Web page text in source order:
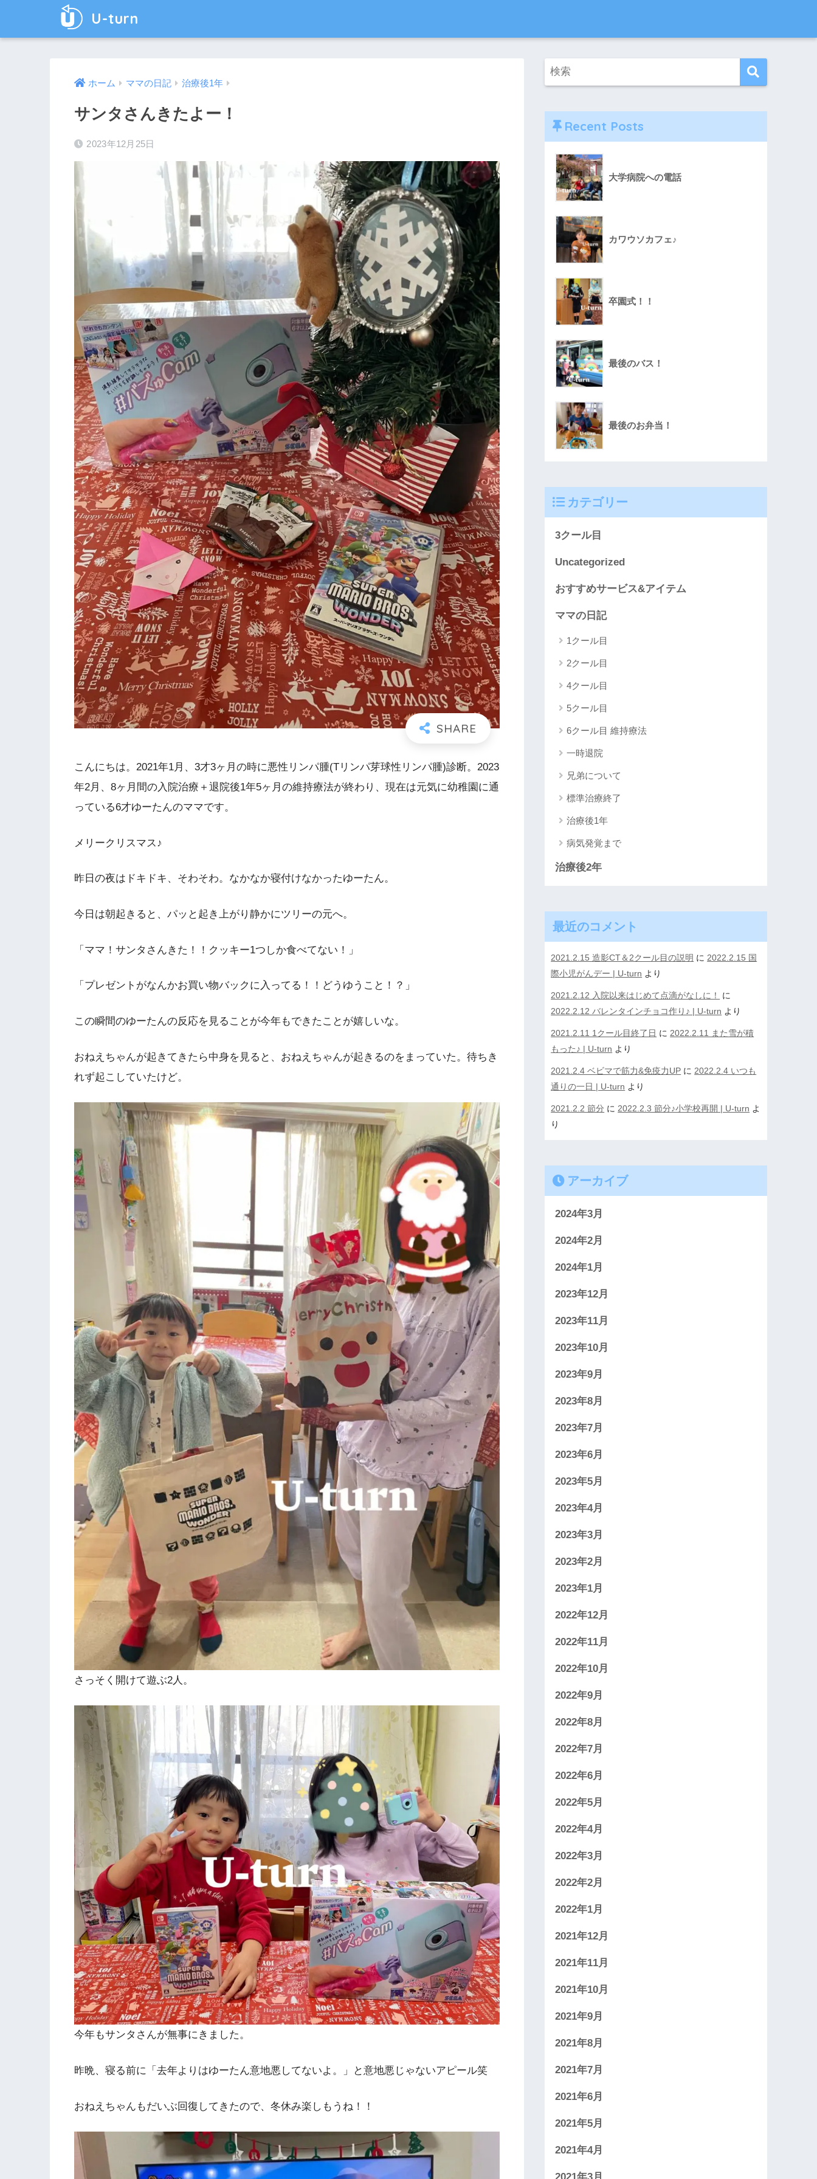
U-turn
ホーム ママの日記 治療後1年
サンタさんきたよー！
2023年12月25日
こんにちは。2021年1月、3才3ヶ月の時に悪性リンパ腫(Tリンパ芽球性リンパ腫)診断。2023
年2月、8ヶ月間の入院治療＋退院後1年5ヶ月の維持療法が終わり、現在は元気に幼稚園に通
っている6才ゆーたんのママです。
メリークリスマス♪
昨日の夜はドキドキ、そわそわ。なかなか寝付けなかったゆーたん。
今日は朝起きると、パッと起き上がり静かにツリーの元へ。
「ママ！サンタさんきた！！クッキー1つしか食べてない！」
「プレゼントがなんかお買い物バックに入ってる！！どうゆうこと！？」
この瞬間のゆーたんの反応を見ることが今年もできたことが嬉しいな。
おねえちゃんが起きてきたら中身を見ると、おねえちゃんが起きるのをまっていた。待ちき
れず起こしていたけど。
さっそく開けて遊ぶ2人。
今年もサンタさんが無事にきました。
昨晩、寝る前に「去年よりはゆーたん意地悪してないよ。」と意地悪じゃないアピール笑
おねえちゃんもだいぶ回復してきたので、冬休み楽しもうね！！
Recent Posts
大学病院への電話
カワウソカフェ♪
卒園式！！
最後のバス！
最後のお弁当！
カテゴリー
3クール目
Uncategorized
おすすめサービス&アイテム
ママの日記
1クール目
2クール目
4クール目
5クール目
6クール目 維持療法
一時退院
兄弟について
標準治療終了
治療後1年
病気発覚まで
治療後2年
最近のコメント
2021.2.15 造影CT＆2クール目の説明 に 2022.2.15 国
際小児がんデー | U-turn より
2021.2.12 入院以来はじめて点滴がなしに！
に
2022.2.12 バレンタインチョコ作り♪ | U-turn より
2021.2.11 1クール目終了日 に 2022.2.11 また雪が積
もった♪ | U-turn より
2021.2.4 ベビマで筋力&免疫力UP に 2022.2.4 いつも
通りの一日 | U-turn より
2021.2.2 節分 に 2022.2.3 節分♪小学校再開 | U-turn よ
り
アーカイブ
2024年3月
2024年2月
2024年1月
2023年12月
2023年11月
2023年10月
2023年9月
2023年8月
2023年7月
2023年6月
2023年5月
2023年4月
2023年3月
2023年2月
2023年1月
2022年12月
2022年11月
2022年10月
2022年9月
2022年8月
2022年7月
2022年6月
2022年5月
2022年4月
2022年3月
2022年2月
2022年1月
2021年12月
2021年11月
2021年10月
2021年9月
2021年8月
2021年7月
2021年6月
2021年5月
2021年4月